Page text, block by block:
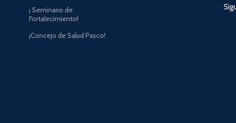
¡ Seminario de
Fortalecimiento!
¡Concejo de Salud Pasco!